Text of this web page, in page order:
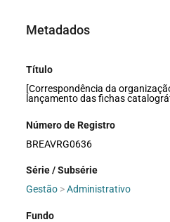
Metadados
Título
[Correspondência da
lançamento das fichas
Número de Registro
BREAVRG0636
Série / Subsérie
Gestão >Administrativo
Fundo